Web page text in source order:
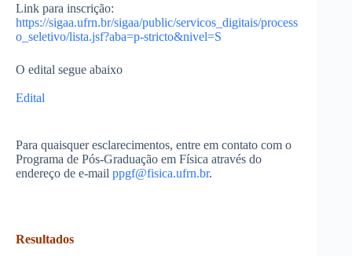
Link para inscrição:
https://sigaa.ufrn.br/sigaa/public/servicos_digitais/process
o_seletivo/lista.jsf?aba=p-stricto&nivel=S
O edital segue abaixo
Edital
Para quaisquer esclarecimentos, entre em contato com o
Programa de Pós-Graduação em Física através do
endereço de e-mail ppgf@fisica.ufrn.br.
Resultados